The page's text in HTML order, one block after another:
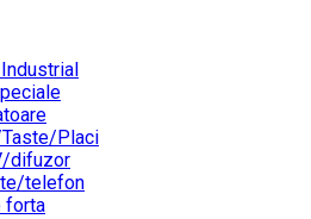
Placi
difuzor
telefon
forta